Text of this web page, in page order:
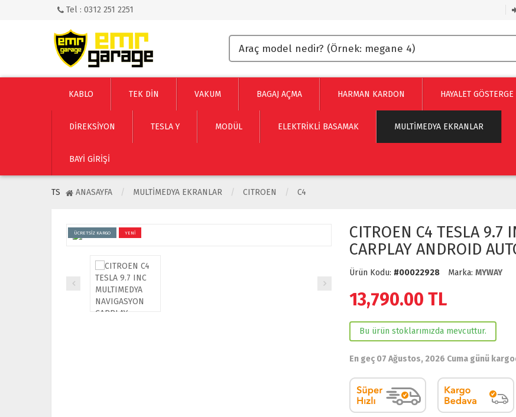
Tel : 0312 251 2251
KABLO TEK DİN VAKUM BAGAJ AÇMA HARMAN KARDON HAYALET GÖSTERGE
DİREKSİYON TESLA Y MODÜL ELEKTRİKLİ BASAMAK MULTIMEDYA EKRANLAR
BAYI GIRIŞI
TS ANASAYFA MULTIMEDYA EKRANLAR CITROEN C4
ÜCRETSİZ KARGO YENİ
CITROEN C4 TESLA 9.7
CARPLAY ANDROID
Ürün Kodu: #00022928 Marka:MYWAY
13,790.00 TL
Bu ürün stoklarımızda mevcuttur.
En geç 07 Ağustos, 2026 Cuma günü